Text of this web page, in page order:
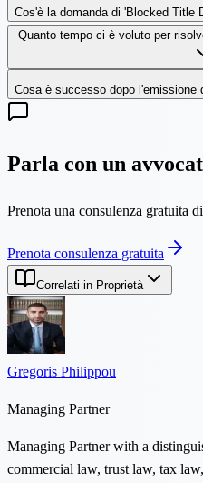
Cos'è la domanda di 'Blocked Title
Quanto tempo ci è voluto per
Cosa è successo dopo l'emissione
Parla con un
Prenota una consulenza gratuita
Prenota consulenza gratuita
Correlati in Proprietà
Gregoris Philippou
Managing Partner
Managing Partner with a
commercial law, trust law, tax